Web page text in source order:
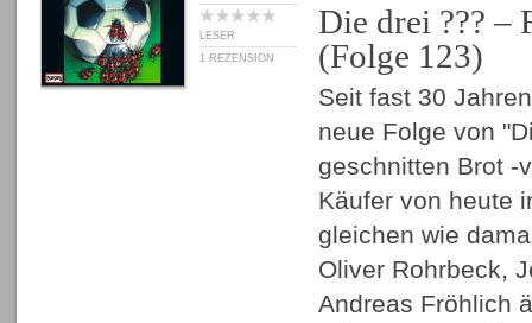
LESER
1 REZENSION
Die drei ??? –
(Folge 123)
Seit fast 30
neue Folge von
geschnitten Brot -
Käufer von heute
gleichen wie
Oliver Rohrbeck,
Andreas Fröhlich